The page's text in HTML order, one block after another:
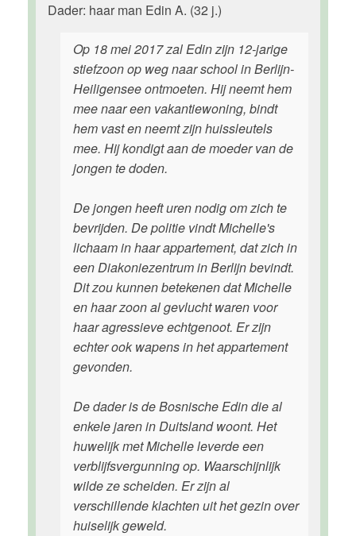
Dader: haar man Edin A. (32 j.)
Op 18 mei 2017 zal Edin zijn 12-jarige
stiefzoon op weg naar school in Berlijn-
Heiligensee ontmoeten. Hij neemt hem
mee naar een vakantiewoning, bindt
hem vast en neemt zijn huissleutels
mee. Hij kondigt aan de moeder van de
jongen te doden.
De jongen heeft uren nodig om zich te
bevrijden. De politie vindt Michelle's
lichaam in haar appartement, dat zich in
een Diakoniezentrum in Berlijn bevindt.
Dit zou kunnen betekenen dat Michelle
en haar zoon al gevlucht waren voor
haar agressieve echtgenoot. Er zijn
echter ook wapens in het appartement
gevonden.
De dader is de Bosnische Edin die al
enkele jaren in Duitsland woont. Het
huwelijk met Michelle leverde een
verblijfsvergunning op. Waarschijnlijk
wilde ze scheiden. Er zijn al
verschillende klachten uit het gezin over
huiselijk geweld.